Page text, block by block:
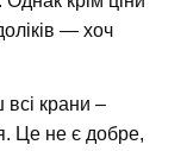
— хоч
всі крани –
Це не є добре,